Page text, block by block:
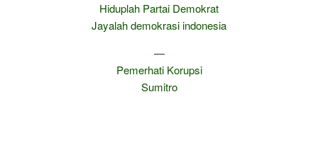
Hiduplah Partai Demokrat
Jayalah demokrasi indonesia
—
Pemerhati Korupsi
Sumitro